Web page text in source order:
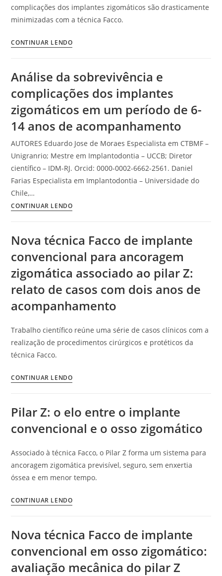
complicações dos implantes zigomáticos são drasticamente
minimizadas com a técnica Facco.
CONTINUAR LENDO
Análise da sobrevivência e
complicações dos implantes
zigomáticos em um período de 6-
14 anos de acompanhamento
AUTORES Eduardo Jose de Moraes Especialista em CTBMF –
Unigranrio; Mestre em Implantodontia – UCCB; Diretor
científico – IDM-RJ. Orcid: 0000-0002-6662-2561. Daniel
Farias Especialista em Implantodontia – Universidade do
Chile,…
CONTINUAR LENDO
Nova técnica Facco de implante
convencional para ancoragem
zigomática associado ao pilar Z:
relato de casos com dois anos de
acompanhamento
Trabalho científico reúne uma série de casos clínicos com a
realização de procedimentos cirúrgicos e protéticos da
técnica Facco.
CONTINUAR LENDO
Pilar Z: o elo entre o implante
convencional e o osso zigomático
Associado à técnica Facco, o Pilar Z forma um sistema para
ancoragem zigomática previsível, seguro, sem enxertia
óssea e em menor tempo.
CONTINUAR LENDO
Nova técnica Facco de implante
convencional em osso zigomático:
avaliação mecânica do pilar Z